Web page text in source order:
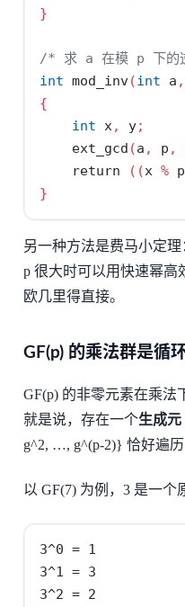
}
/* 求 a 在模 p 下的
int mod_inv(int a ,
{
int x , y;
    ext_gcd
(a , p ,
return
((x % p
}
另一种方法是费马小定理
p 很大时可以用快速幂高
欧几里得直接。
GF(p) 的乘法群是循
GF(p) 的非零元素在乘法
就是说，存在一个生成元
g^2, …, g^(p-2)} 恰好遍
以 GF(7) 为例，3 是一个
3^0 = 1
3^1 = 3
3^2 = 2